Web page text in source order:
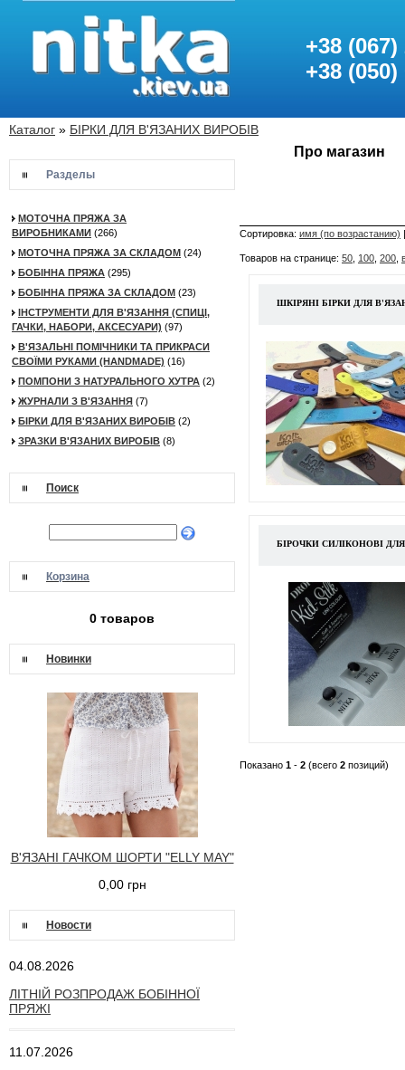
+38 (067)
+38 (050)
Каталог » БІРКИ ДЛЯ В'ЯЗАНИХ ВИРОБІВ
Разделы
МОТОЧНА ПРЯЖА ЗА
ВИРОБНИКАМИ (266)
МОТОЧНА ПРЯЖА ЗА СКЛАДОМ (24)
БОБІННА ПРЯЖА (295)
БОБІННА ПРЯЖА ЗА СКЛАДОМ (23)
ІНСТРУМЕНТИ ДЛЯ В'ЯЗАННЯ (СПИЦІ,
ГАЧКИ, НАБОРИ, АКСЕСУАРИ) (97)
В'ЯЗАЛЬНІ ПОМІЧНИКИ ТА ПРИКРАСИ
СВОЇМИ РУКАМИ (HANDMADE) (16)
ПОМПОНИ З НАТУРАЛЬНОГО ХУТРА (2)
ЖУРНАЛИ З В'ЯЗАННЯ (7)
БІРКИ ДЛЯ В'ЯЗАНИХ ВИРОБІВ (2)
ЗРАЗКИ В'ЯЗАНИХ ВИРОБІВ (8)
Поиск
Корзина
0 товаров
Новинки
В'ЯЗАНІ ГАЧКОМ ШОРТИ "ELLY MAY"
0,00 грн
Новости
04.08.2026
ЛІТНІЙ РОЗПРОДАЖ БОБІННОЇ
ПРЯЖІ
11.07.2026
Про магазин
Сортировка: имя (по возрастанию)
Товаров на странице: 50 100 200
ШКІРЯНІ БІРКИ ДЛЯ
БІРОЧКИ СИЛІКОНОВІ
Показано 1 - 2 (всего 2 позиций)